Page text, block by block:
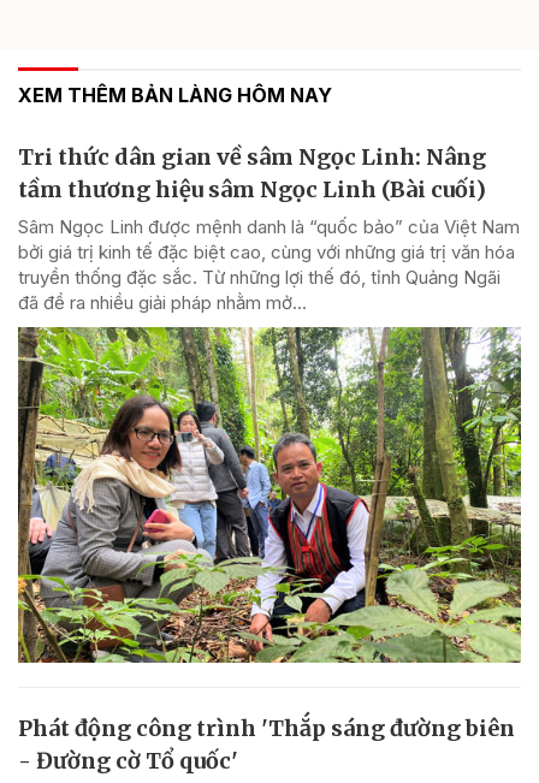
XEM THÊM BẢN LÀNG HÔM NAY
Tri thức dân gian về sâm Ngọc Linh: Nâng
tầm thương hiệu sâm Ngọc Linh (Bài cuối)
Sâm Ngọc Linh được mệnh danh là “quốc bảo” của Việt Nam
bởi giá trị kinh tế đặc biệt cao, cùng với những giá trị văn hóa
truyền thống đặc sắc. Từ những lợi thế đó, tỉnh Quảng Ngãi
đã đề ra nhiều giải pháp nhằm mở...
Phát động công trình 'Thắp sáng đường biên
- Đường cờ Tổ quốc'